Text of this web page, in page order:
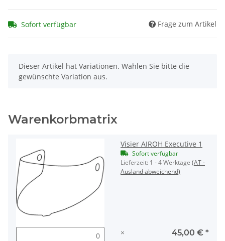
Sofort verfügbar Frage zum Artikel
x
Dieser Artikel hat Variationen. Wählen Sie bitte die
gewünschte Variation aus.
Warenkorbmatrix
Visier AIROH Executive 1
Sofort verfügbar
Lieferzeit: 1 - 4 Werktage (AT -
Ausland abweichend)
× 45,00 € *